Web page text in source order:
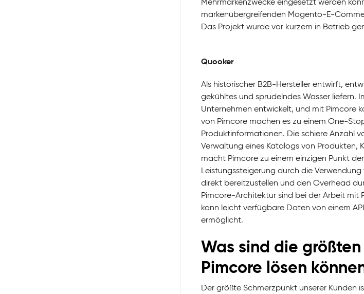
markenübergreifenden Magento-E-
Das Projekt wurde vor kurzem in Betrieb
Quooker
Als historischer B2B-Hersteller entwirft,
gekühltes und sprudelndes Wasser liefern.
Unternehmen entwickelt, und mit Pimcore
von Pimcore machen es zu einem One-
Produktinformationen. Die schiere Anzahl
Verwaltung eines Katalogs von Produkten,
macht Pimcore zu einem einzigen Punkt
Leistungssteigerung durch die
direkt bereitzustellen und den Overhead
Pimcore-Architektur sind bei der Arbeit
kann leicht verfügbare Daten von einem
ermöglicht.
Was sind die
Pimcore lösen
Der größte Schmerzpunkt unserer Kunden